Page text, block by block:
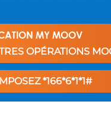
MY MOOV
OPÉRATIONS
*166*6*1*1#